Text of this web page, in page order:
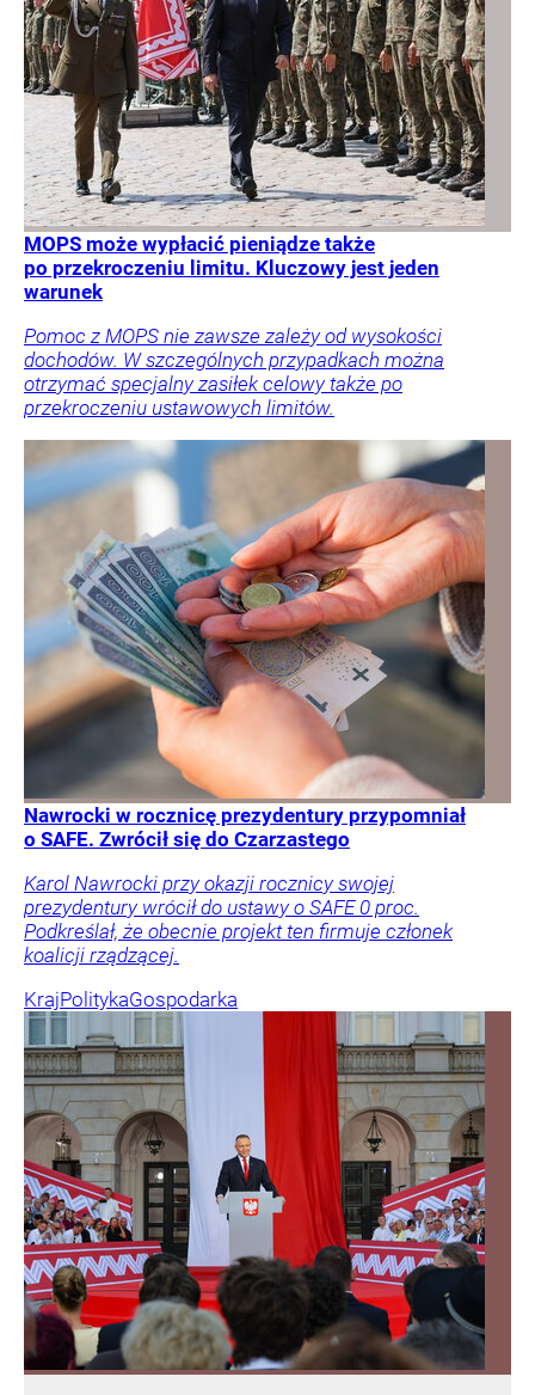
MOPS może wypłacić pieniądze także
po przekroczeniu limitu. Kluczowy jest jeden
warunek
Pomoc z MOPS nie zawsze zależy od wysokości
dochodów. W szczególnych przypadkach można
otrzymać specjalny zasiłek celowy także po
przekroczeniu ustawowych limitów.
Nawrocki w rocznicę prezydentury przypomniał
o SAFE. Zwrócił się do Czarzastego
Karol Nawrocki przy okazji rocznicy swojej
prezydentury wrócił do ustawy o SAFE 0 proc.
Podkreślał, że obecnie projekt ten firmuje członek
koalicji rządzącej.
KrajPolitykaGospodarka